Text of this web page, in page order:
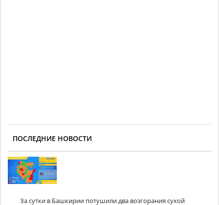
ПОСЛЕДНИЕ НОВОСТИ
За сутки в Башкирии потушили два возгорания сухой